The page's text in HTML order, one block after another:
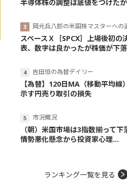
半導体株の調整は底値をつけたか
岡元兵八郎の米国株マスターへの
スペースＸ［SPCX］上場後初の
表、数字は良かったが株価が下
吉田恒の為替デイリー
【為替】120日MA（移動平均線
示す円売り取引の損失
市況概況
（朝）米国市場は3指数揃って
情勢悪化懸念から投資家心理...
ランキング一覧を見る